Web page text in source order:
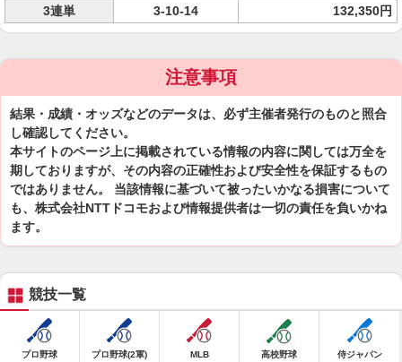
3連単
3-10-14 132,350円
注意事項
結果・成績・オッズなどのデータは、必ず主催者発行のものと照合
し確認してください。
本サイトのページ上に掲載されている情報の内容に関しては万全を
期しておりますが、その内容の正確性および安全性を保証するもの
ではありません。 当該情報に基づいて被ったいかなる損害について
も、株式会社NTTドコモおよび情報提供者は一切の責任を負いかね
ます。
競技一覧
プロ野球 プロ野球(2軍) MLB 高校野球 侍ジャパン